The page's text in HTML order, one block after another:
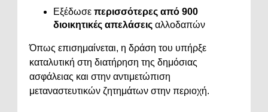
Εξέδωσε περισσότερες από 900
διοικητικές απελάσεις αλλοδαπών
Όπως επισημαίνεται, η δράση του υπήρξε
καταλυτική στη διατήρηση της δημόσιας
ασφάλειας και στην αντιμετώπιση
μεταναστευτικών ζητημάτων στην περιοχή.